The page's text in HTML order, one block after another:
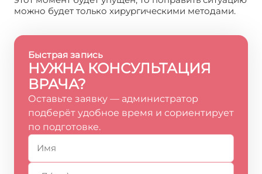
можно будет только хирургическими методами.
Быстрая запись
НУЖНА КОНСУЛЬТАЦИЯ
ВРАЧА?
Оставьте заявку — администратор
подберёт удобное время и сориентирует
по подготовке.